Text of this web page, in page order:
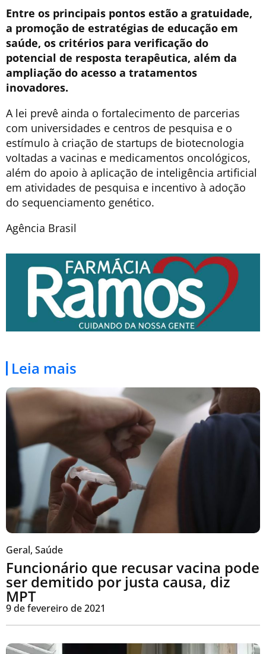
Entre os principais pontos estão a gratuidade,
a promoção de estratégias de educação em
saúde, os critérios para verificação do
potencial de resposta terapêutica, além da
ampliação do acesso a tratamentos
inovadores.
A lei prevê ainda o fortalecimento de parcerias
com universidades e centros de pesquisa e o
estímulo à criação de startups de biotecnologia
voltadas a vacinas e medicamentos oncológicos,
além do apoio à aplicação de inteligência artificial
em atividades de pesquisa e incentivo à adoção
do sequenciamento genético.
Agência Brasil
Leia mais
Geral, Saúde
Funcionário que recusar vacina pode
ser demitido por justa causa, diz
MPT
9 de fevereiro de 2021